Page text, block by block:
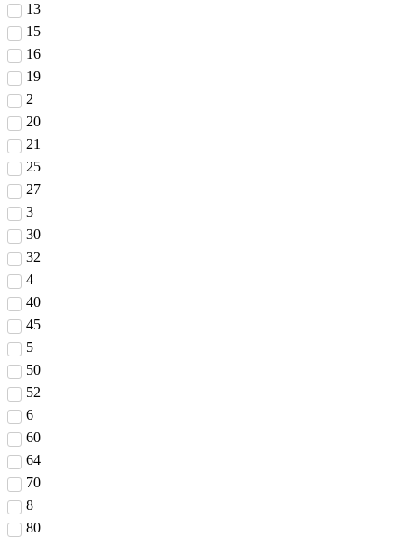
13
15
16
19
2
20
21
25
27
3
30
32
4
40
45
5
50
52
6
60
64
70
8
80